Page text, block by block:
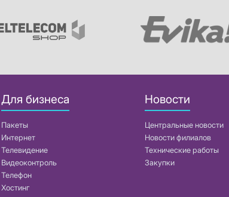
Для бизнеса
Пакеты
Интернет
Телевидение
Видеоконтроль
Телефон
Хостинг
Новости
Центральные новости
Новости филиалов
Технические работы
Закупки